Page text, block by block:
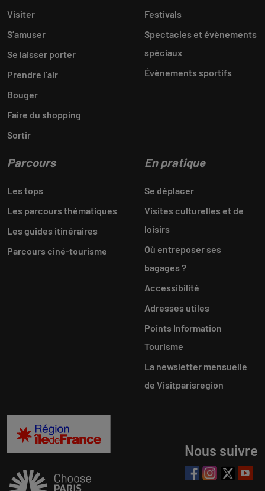
Visiter
S’amuser
Se laisser porter
Prendre l’air
Bouger
Faire du shopping
Sortir
Festivals
Spectacles et évènements
spéciaux
Évènements sportifs
Parcours
Les tops
Les parcours thématiques
Les guides itinéraires
Parcours ciné-tourisme
En pratique
Se déplacer
Visites culturelles et de
loisirs
Où entreposer ses
bagages ?
Accessibilité
Adresses utiles
Points Information
Tourisme
La newsletter mensuelle
de Visitparisregion
Nous suivre